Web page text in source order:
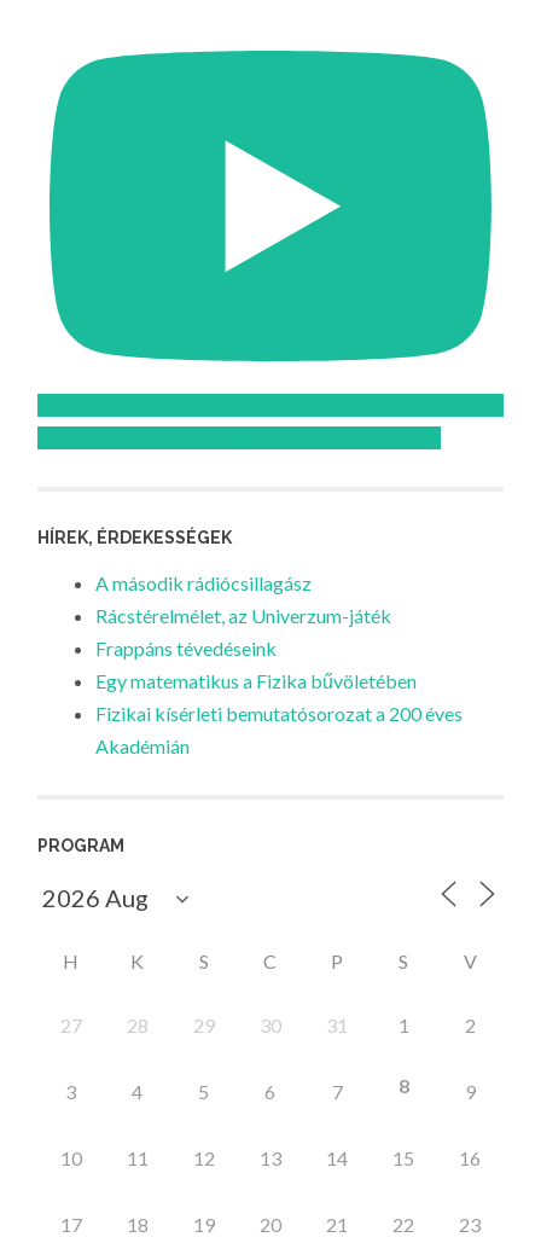
HÍREK, ÉRDEKESSÉGEK
A második rádiócsillagász
Rácstérelmélet, az Univerzum-játék
Frappáns tévedéseink
Egy matematikus a Fizika bűvöletében
Fizikai kísérleti bemutatósorozat a 200 éves
Akadémián
PROGRAM
H K S C P S V
27 28 29 30 31 1 2
3 4 5 6 7 8 9
10 11 12 13 14 15 16
17 18 19 20 21 22 23